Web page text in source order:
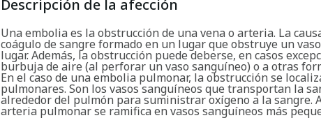
Descripción de la afección
Una embolia es la obstrucción de una vena o arteria. La
coágulo de sangre formado en un lugar que obstruye un
lugar. Además, la obstrucción puede deberse, en casos
burbuja de aire (al perforar un vaso sanguíneo) o a otras
En el caso de una embolia pulmonar, la obstrucción se
pulmonares. Son los vasos sanguíneos que transportan la
alrededor del pulmón para suministrar oxígeno a la sangre.
arteria pulmonar se ramifica en vasos sanguíneos más